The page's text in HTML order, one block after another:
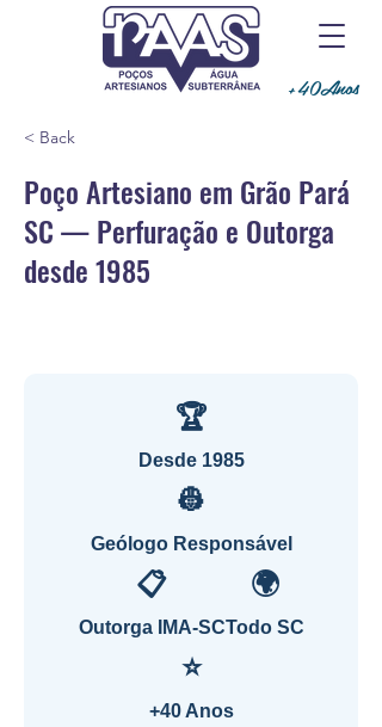
+40Anos
< Back
Poço Artesiano em Grão Pará
SC — Perfuração e Outorga
desde 1985
🏆
Desde 1985
👷
Geólogo Responsável
📋
Outorga IMA-SC
🌍
Todo SC
⭐
+40 Anos